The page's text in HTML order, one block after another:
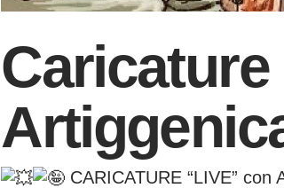
Caricature
CARICATURE “LIVE” con